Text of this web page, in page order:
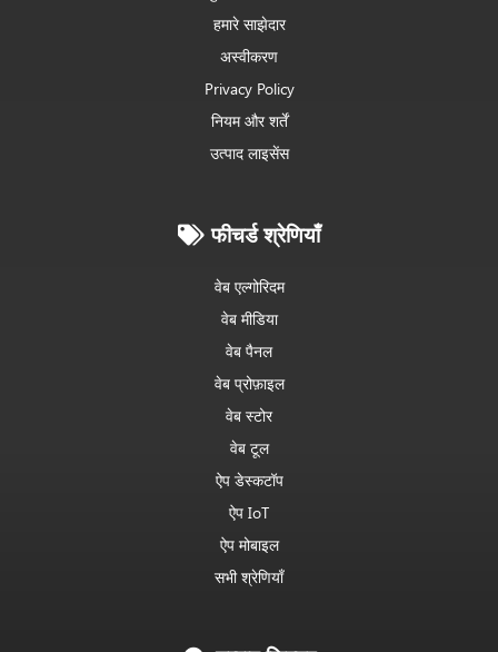
हमारे साझेदार
अस्वीकरण
Privacy Policy
नियम और शर्तें
उत्पाद लाइसेंस
फीचर्ड श्रेणियाँ
वेब एल्गोरिदम
वेब मीडिया
वेब पैनल
वेब प्रोफ़ाइल
वेब स्टोर
वेब टूल
ऐप डेस्कटॉप
ऐप IoT
ऐप मोबाइल
सभी श्रेणियाँ